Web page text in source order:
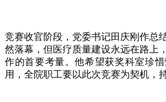
竞赛收官阶段，党委书记田庆刚作总
然落幕，但医疗质量建设永远在路上
作的首要考量。他希望获奖科室珍
用，全院职工要以此次竞赛为契机，